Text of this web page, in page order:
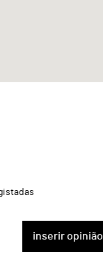
inserir opinião